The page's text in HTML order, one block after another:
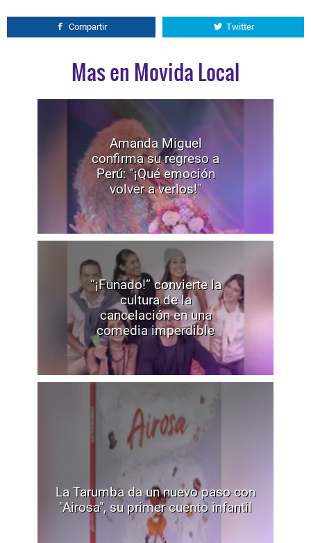
Compartir Twitter
Mas en Movida Local
Amanda Miguel
confirma su regreso a
Perú: "¡Qué emoción
volver a verlos!"
“¡Funado!” convierte la
cultura de la
cancelación en una
comedia imperdible
La Tarumba da un nuevo paso con
"Airosa", su primer cuento infantil